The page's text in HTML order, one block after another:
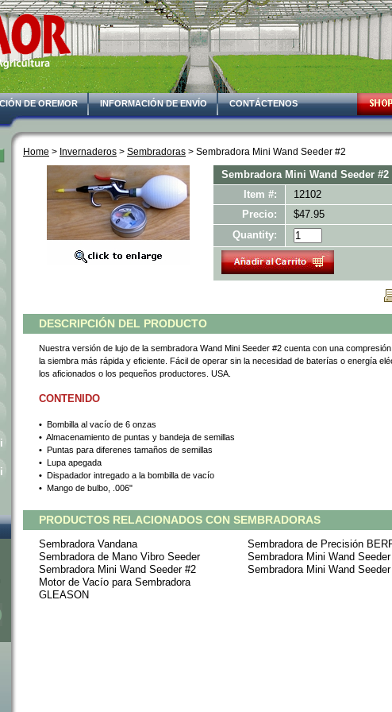
DE OREMOR INFORMACIÓN DE ENVÍO CONTÁCTENOS
Home > Invernaderos > Sembradoras > Sembradora Mini Wand Seeder #2
Sembradora Mini Wand Seeder #2
Item #:
12102
Precio:
$47.95
Quantity:
DESCRIPCIÓN DEL PRODUCTO
Nuestra versión de lujo de la sembradora Wand Mini Seeder #2 cuenta con una
la siembra más rápida y eficiente. Fácil de operar sin la necesidad de baterías o energía
los aficionados o los pequeños productores. USA.
CONTENIDO
• Bombilla al vacío de 6 onzas
• Almacenamiento de puntas y bandeja de semillas
• Puntas para diferenes tamaños de semillas
• Lupa apegada
• Dispadador intregado a la bombilla de vacío
• Mango de bulbo, .006"
PRODUCTOS RELACIONADOS CON SEMBRADORAS
Sembradora Vandana
Sembradora de Precisión
Sembradora de Mano Vibro Seeder
Sembradora Mini Wand
Sembradora Mini Wand Seeder #2
Sembradora Mini Wand
Motor de Vacío para Sembradora
GLEASON